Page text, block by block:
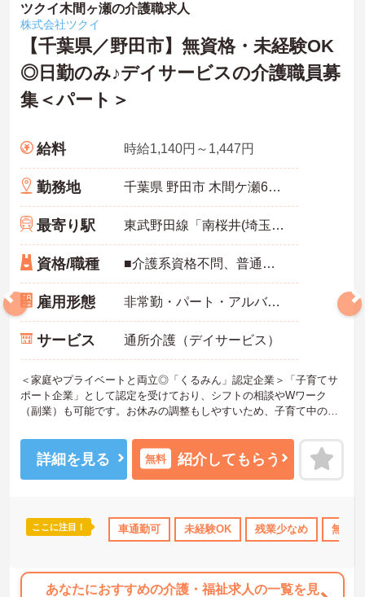
住宅手当・補助 無資格OK 年間休日110日以上 ボーナ
ツクイ木間ヶ瀬の介護職求人
株式会社ツクイ
【千葉県／野田市】無資格・未経験OK
◎日勤のみ♪デイサービスの介護職員募
集＜パート＞
給料 時給1,140円～1,447円
勤務地 千葉県 野田市 木間ケ瀬612-1
最寄り駅 東武野田線「南桜井(埼玉)駅」バス・車14分
資格/職種 ■介護系資格不問、普通自動車運転免許(AT限定可) 必須 ■経験不問 ※無資格者:入社半年以内に会社負担で認知症介護基礎研修受講
雇用形態 非常勤・パート・アルバイト
サービス 通所介護（デイサービス）
＜家庭やプライベートと両立◎「くるみん」認定企業＞「子育てサ
ポート企業」として認定を受けており、シフトの相談やWワーク
（副業）も可能です。お休みの調整もしやすいため、子育て中の方
心のデイサービスなので生活リズムも整えやすく、プライベートな
時間もしっかり確保できる働きやすい職場です。
＜ありがとう」が嬉しい！工夫とアイデアが活きる仕事＞食事や入
んなで考え、アイデアを形にしていきます。お客様から直接「あり
がとう」と感謝の言葉をいただけたり、信頼関係が深まっていく喜
詳細を見る 無料 紹介してもらう
ここに注目！ 車通勤可 未経験OK 残業少なめ 無資
あなたにおすすめの介護・福祉求人の一覧を見